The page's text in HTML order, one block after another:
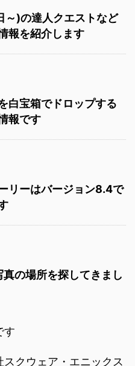
～)の達人クエストなど
報を紹介します
白宝箱でドロップする
報です
リーはバージョン8.4で
の場所を探してきまし
す
クウェア・エニックス